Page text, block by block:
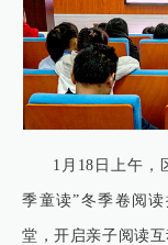
1月18日上午，
季童读”冬季卷阅
堂，开启亲子阅读互